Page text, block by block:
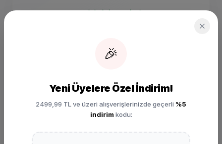
₺ 5.999,00
🎉
Yeni Üyelere Özel İndirim!
2499,99 TL ve üzeri alışverişlerinizde geçerli %5
indirim kodu: